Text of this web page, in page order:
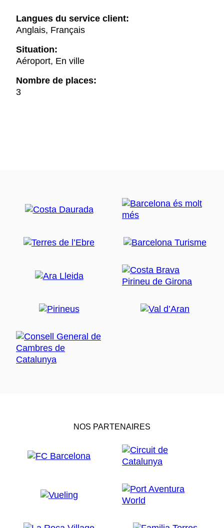
Langues du service client:
Anglais, Français
Situation:
Aéroport, En ville
Nombre de places:
3
NOS PARTENAIRES